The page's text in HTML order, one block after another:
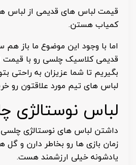
قیمت لباس های قدیمی از لباس
کمیاب هستن.
اما با وجود این موضوع ما باز
قدیمی کلاسیک چلسی رو با قیمت
بگیریم تا شما عزیزان به راحتی
لباس های تیم مورد علاقتون رو
لباس نوستالژی
داشتن لباس های نوستالژی
زمان بازی ها رو بخاطر دارن و گل
یادشونه خیلی ارزشمند هست.